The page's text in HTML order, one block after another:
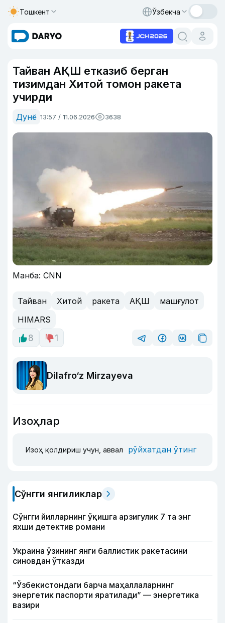
Тошкент Ўзбекча
Тайван АҚШ етказиб берган
тизимдан Хитой томон ракета
учирди
Дунё 13:57 / 11.06.2026 3638
Манба: CNN
Тайван Хитой ракета АҚШ
машғулот
HIMARS
8
1
Dilafro‘z Mirzayeva
Изоҳлар
Изоҳ қолдириш учун, аввал рўйхатдан ўтинг
Сўнгги янгиликлар
Сўнгги йилларнинг ўқишга арзигулик 7 та энг
яхши детектив романи
Украина ўзининг янги баллистик ракетасини
синовдан ўтказди
“Ўзбекистондаги барча маҳаллаларнинг
энергетик паспорти яратилади” — энергетика
вазири